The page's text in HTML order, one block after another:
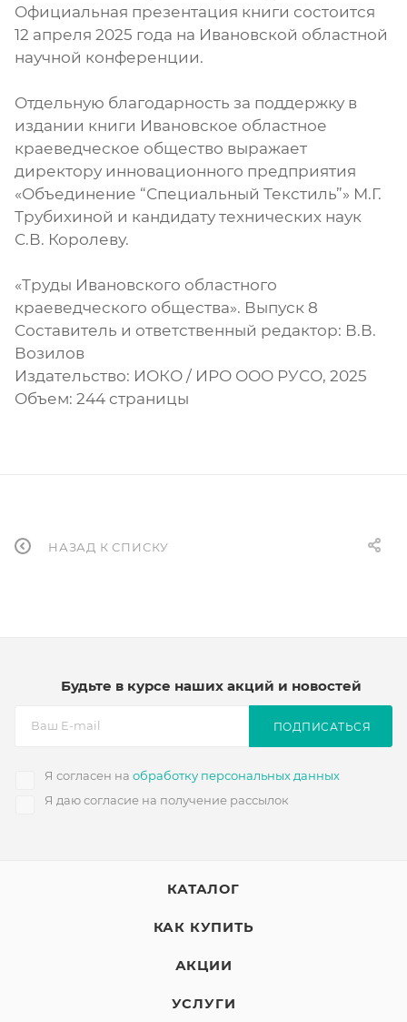
Официальная презентация книги состоится
12 апреля 2025 года на Ивановской областной
научной конференции.
Отдельную благодарность за поддержку в
издании книги Ивановское областное
краеведческое общество выражает
директору инновационного предприятия
«Объединение “Специальный Текстиль”» М.Г.
Трубихиной и кандидату технических наук
С.В. Королеву.
«Труды Ивановского областного
краеведческого общества». Выпуск 8
Составитель и ответственный редактор: В.В.
Возилов
Издательство: ИОКО / ИРО ООО РУСО, 2025
Объем: 244 страницы
НАЗАД К СПИСКУ
Будьте в курсе наших акций и новостей
Я согласен на обработку персональных данных
Я даю согласие на получение рассылок
ПОДПИСАТЬСЯ
КАТАЛОГ
КАК КУПИТЬ
АКЦИИ
УСЛУГИ